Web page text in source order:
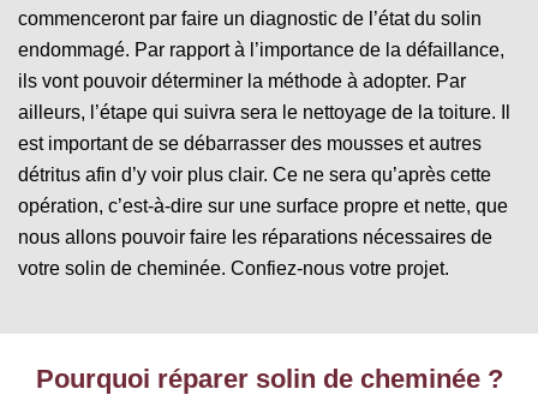
commenceront par faire un diagnostic de l’état du solin
endommagé. Par rapport à l’importance de la défaillance,
ils vont pouvoir déterminer la méthode à adopter. Par
ailleurs, l’étape qui suivra sera le nettoyage de la toiture. Il
est important de se débarrasser des mousses et autres
détritus afin d’y voir plus clair. Ce ne sera qu’après cette
opération, c’est-à-dire sur une surface propre et nette, que
nous allons pouvoir faire les réparations nécessaires de
votre solin de cheminée. Confiez-nous votre projet.
Pourquoi réparer solin de cheminée ?